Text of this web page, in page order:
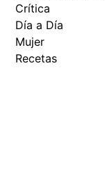
Crítica
Día a Día
Mujer
Recetas